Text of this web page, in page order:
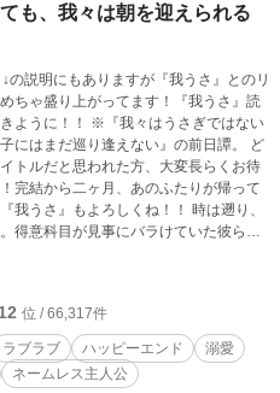
も、我々は朝を迎えられる
説明にもありますが『我うさ』とのリ
ちゃ盛り上がってます！『我うさ』読
ように！！ ※『我々はうさぎではない
にはまだ巡り逢えない』の前日譚。 ど
トルだと思われた方、大変長らくお待
完結から二ヶ月、あのふたりが帰って
我うさ』もよろしくね！！ 時は遡り、
得意科目が見事にバラけていた彼ら
の家で勉強会を開いていたが、特にこ
……。 そんなふたりがはじめて結ばれ
予定） 本編では語られることのなかっ
じゃん入れるよ！つまりは補完という
HONEYでBUNNYな8/21にUPするし
位 / 66,317件
ラブラブ ハッピーエンド
溺愛
ネームレス主人公